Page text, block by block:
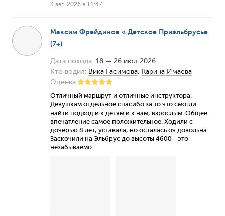
3 авг. 2026 в 11:47
Максим Фрейдинов « Детское Приэльбрусье
(7+)
Дата похода: 18 — 26 июл 2026
Кто водил: Вика Гасимова, Карина Имаева
Оценка:
Отличный маршрут и отличные инструктора.
Девушкам отдельное спасибо за то что смогли
найти подход и к детям и к нам, взрослым. Общее
впечатление самое положительное. Ходили с
дочерью 8 лет, уставала, но осталась оч довольна.
Заскочили на Эльбрус до высоты 4600 - это
незабываемо